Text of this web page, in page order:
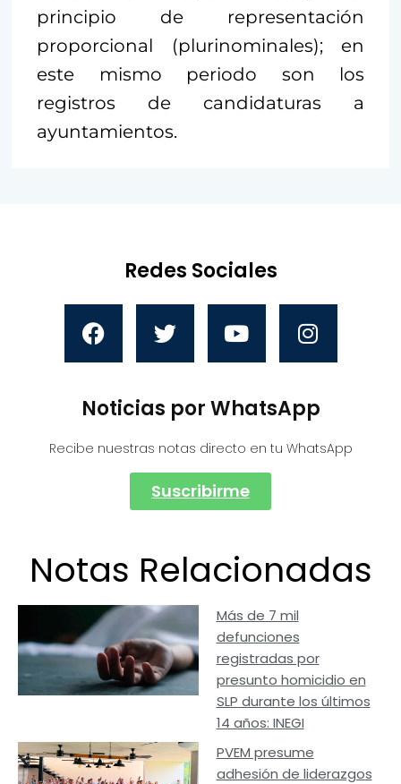
principio de representación
proporcional (plurinominales); en
este mismo periodo son los
registros de candidaturas a
ayuntamientos.
Redes Sociales
Noticias por WhatsApp
Recibe nuestras notas directo en tu WhatsApp
Suscribirme
Notas Relacionadas
Más de 7 mil
defunciones
registradas por
presunto homicidio en
SLP durante los últimos
14 años: INEGI
PVEM presume
adhesión de liderazgos